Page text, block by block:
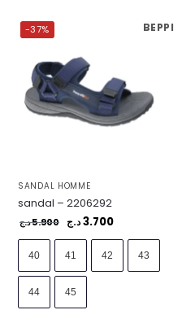
-37% BEPPI
SANDAL HOMME
sandal – 2206292
5.900د.ج 3.700د.ج
40 41 42 43
44 45